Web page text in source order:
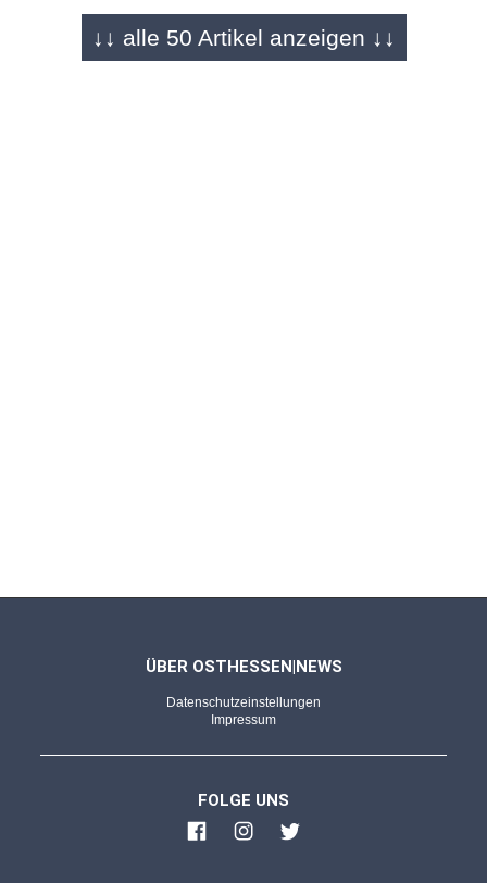
FULDA - 15.07.2024
Einige Fragen bleiben
Nähe, alberner Video-Beweis
Bitterer und später Schock für DFB-Elf: Merino
↓↓ alle 50 Artikel anzeigen ↓↓
ÜBER OSTHESSEN|NEWS
Datenschutzeinstellungen
Impressum
FOLGE UNS